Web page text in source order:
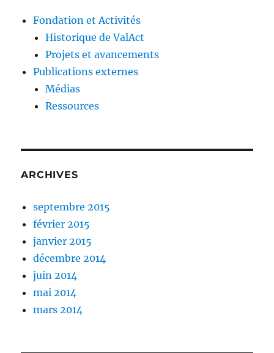
Fondation et Activités
Historique de ValAct
Projets et avancements
Publications externes
Médias
Ressources
ARCHIVES
septembre 2015
février 2015
janvier 2015
décembre 2014
juin 2014
mai 2014
mars 2014